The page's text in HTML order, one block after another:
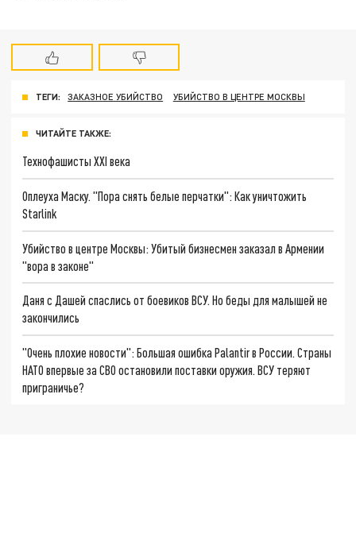
ТЕГИ: ЗАКАЗНОЕ УБИЙСТВО УБИЙСТВО В ЦЕНТРЕ МОСКВЫ
ЧИТАЙТЕ ТАКЖЕ:
Технофашисты XXI века
Оплеуха Маску. "Пора снять белые перчатки": Как уничтожить
Starlink
Убийство в центре Москвы: Убитый бизнесмен заказал в Армении
"вора в законе"
Даня с Дашей спаслись от боевиков ВСУ. Но беды для малышей не
закончились
"Очень плохие новости": Большая ошибка Palantir в России. Страны
НАТО впервые за СВО остановили поставки оружия. ВСУ теряют
приграничье?